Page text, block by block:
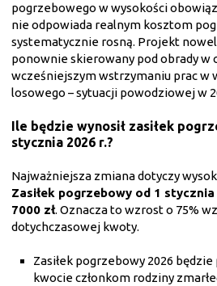
pogrzebowego w wysokości
nie odpowiada realnym kosztom
systematycznie rosną. Projekt
ponownie skierowany pod obrady w
wcześniejszym wstrzymaniu prac w
losowego – sytuacji powodziowej w
Ile będzie wynosił zasiłek
stycznia 2026 r.?
Najważniejsza zmiana dotyczy
Zasiłek pogrzebowy od 1
7000 zł. Oznacza to wzrost o 75%
dotychczasowej kwoty.
Zasiłek pogrzebowy 2026 będzie
kwocie członkom rodziny